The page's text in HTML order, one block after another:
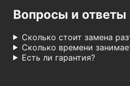
Вопросы и ответы
Сколько стоит замена
Сколько времени
Есть ли гарантия?